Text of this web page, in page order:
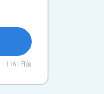
1161日前